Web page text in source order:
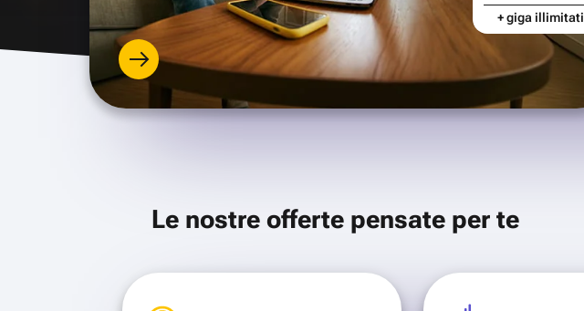
+ giga illimitati
Le nostre offerte pensate per te